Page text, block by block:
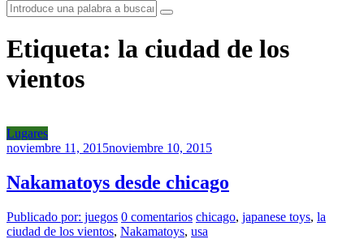
Etiqueta: la ciudad de los
vientos
Lugares
noviembre 11, 2015noviembre 10, 2015
Nakamatoys desde chicago
Publicado por: juegos 0 comentarios chicago, japanese toys, la
ciudad de los vientos, Nakamatoys, usa